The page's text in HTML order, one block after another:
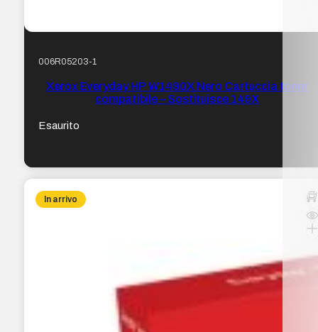
006R05203-1
Xerox Everyday HP W1490X Nero Cartuccia toner
compatibile – Sostituisce 149X
Esaurito
In arrivo